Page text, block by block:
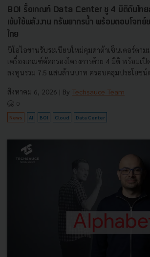
BOI รื้อเกณฑ์ Data Center ชู 4 มิติดันไท
เข้มใช้พลังงาน ทรัพยากรน้ำ พร้อมตอบโจทย์
ไทย
บีโอไอขานรับระเบียบใหม่คุมดาต้าเซ็นเตอร์ตา
เครื่องเกณฑ์คัดกรองโครงการด้วย 4 มิติ พร้อมเปิ
ลงทุนรวม 7.5 แสนล้านบาท ครอบคลุมประโยชน์
สิงหาคม 6, 2026 | By Techsauce Team
0
News AI BOI Cloud Data Center